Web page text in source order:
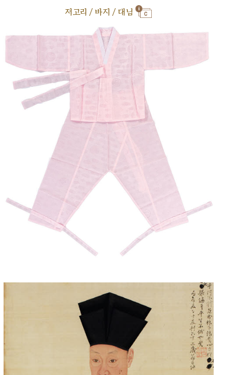
저고리 / 바지 / 대님